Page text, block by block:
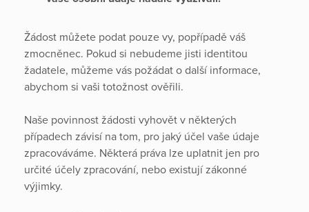
Žádost můžete podat pouze vy, popřípadě váš
zmocněnec. Pokud si nebudeme jisti identitou
žadatele, můžeme vás požádat o další informace,
abychom si vaši totožnost ověřili.
Naše povinnost žádosti vyhovět v některých
případech závisí na tom, pro jaký účel vaše údaje
zpracováváme. Některá práva lze uplatnit jen pro
určité účely zpracování, nebo existují zákonné
výjimky.